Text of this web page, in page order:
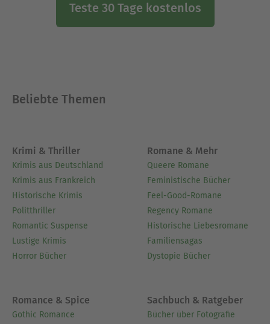
Teste 30 Tage kostenlos
Beliebte Themen
Krimi & Thriller
Krimis aus Deutschland
Krimis aus Frankreich
Historische Krimis
Politthriller
Romantic Suspense
Lustige Krimis
Horror Bücher
Romane & Mehr
Queere Romane
Feministische Bücher
Feel-Good-Romane
Regency Romane
Historische Liebesromane
Familiensagas
Dystopie Bücher
Romance & Spice
Gothic Romance
Sachbuch & Ratgeber
Bücher über Fotografie